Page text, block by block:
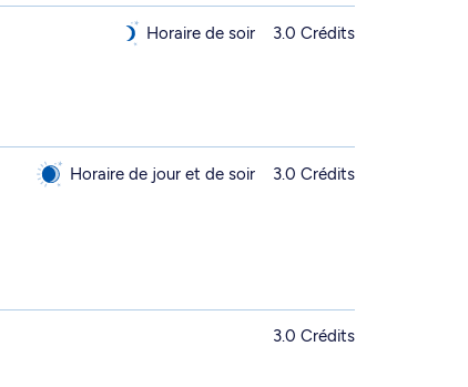
Horaire de soir 3.0 Crédits
Horaire de jour et de soir 3.0 Crédits
3.0 Crédits